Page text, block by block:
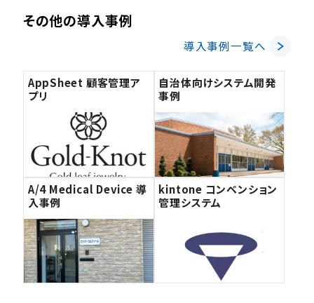
その他の導入事例
導入事例一覧へ
AppSheet 顧客管理ア
プリ
自治体向けシステム開発
事例
A/4 Medical Device 導
入事例
kintone コンベンション
管理システム